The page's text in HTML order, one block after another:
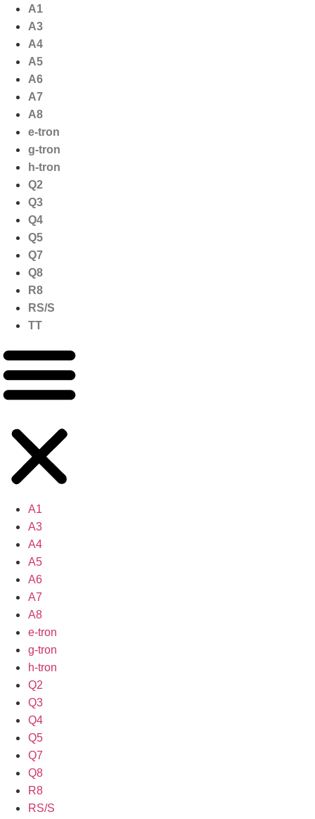
naar
inhoud
A1
A3
A4
A5
A6
A7
A8
e-tron
g-tron
h-tron
Q2
Q3
Q4
Q5
Q7
Q8
R8
RS/S
TT
A1
A3
A4
A5
A6
A7
A8
e-tron
g-tron
h-tron
Q2
Q3
Q4
Q5
Q7
Q8
R8
RS/S